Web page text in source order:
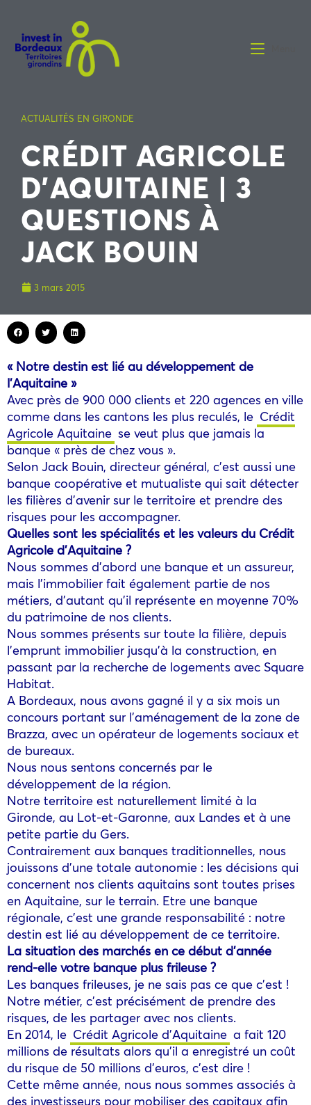
ACTUALITÉS EN GIRONDE
CRÉDIT AGRICOLE
D’AQUITAINE | 3
QUESTIONS À
JACK BOUIN
3 mars 2015
« Notre destin est lié au développement de
l’Aquitaine »
Avec près de 900 000 clients et 220 agences en ville
comme dans les cantons les plus reculés, le Crédit
Agricole Aquitaine se veut plus que jamais la
banque « près de chez vous ».
Selon Jack Bouin, directeur général, c’est aussi une
banque coopérative et mutualiste qui sait détecter
les filières d’avenir sur le territoire et prendre des
risques pour les accompagner.
Quelles sont les spécialités et les valeurs du Crédit
Agricole d’Aquitaine ?
Nous sommes d’abord une banque et un assureur,
mais l’immobilier fait également partie de nos
métiers, d’autant qu’il représente en moyenne 70%
du patrimoine de nos clients.
Nous sommes présents sur toute la filière, depuis
l’emprunt immobilier jusqu’à la construction, en
passant par la recherche de logements avec Square
Habitat.
A Bordeaux, nous avons gagné il y a six mois un
concours portant sur l’aménagement de la zone de
Brazza, avec un opérateur de logements sociaux et
de bureaux.
Nous nous sentons concernés par le
développement de la région.
Notre territoire est naturellement limité à la
Gironde, au Lot-et-Garonne, aux Landes et à une
petite partie du Gers.
Contrairement aux banques traditionnelles, nous
jouissons d’une totale autonomie : les décisions qui
concernent nos clients aquitains sont toutes prises
en Aquitaine, sur le terrain. Etre une banque
régionale, c’est une grande responsabilité : notre
destin est lié au développement de ce territoire.
La situation des marchés en ce début d’année
rend-elle votre banque plus frileuse ?
Les banques frileuses, je ne sais pas ce que c’est !
Notre métier, c’est précisément de prendre des
risques, de les partager avec nos clients.
En 2014, le Crédit Agricole d’Aquitaine a fait 120
millions de résultats alors qu’il a enregistré un coût
du risque de 50 millions d’euros, c’est dire !
Cette même année, nous nous sommes associés à
des investisseurs pour mobiliser des capitaux afin